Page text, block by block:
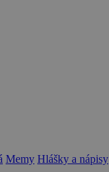
Memy Hlášky a nápisy